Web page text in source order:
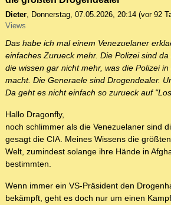
Dieter, Donnerstag, 07.05.2026, 20:14 (vor 92
Views
Das habe ich mal einem Venezuelaner
einfaches Zurueck mehr. Die Polizei sind
die wissen gar nicht mehr, was die Polizei
macht. Die Generaele sind Drogendealer.
Da geht es nicht einfach so zurueck auf
Hallo Dragonfly,
noch schlimmer als die Venezuelaner sind
gesagt die CIA. Meines Wissens die
Welt, zumindest solange ihre Hände in
bestimmten.
Wenn immer ein VS-Präsident den
bekämpft, geht es doch nur um einen